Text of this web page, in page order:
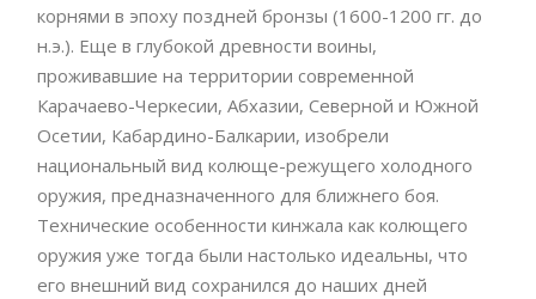
корнями в эпоху поздней бронзы (1600-1200 гг. до
н.э.). Еще в глубокой древности воины,
проживавшие на территории современной
Карачаево-Черкесии, Абхазии, Северной и Южной
Осетии, Кабардино-Балкарии, изобрели
национальный вид колюще-режущего холодного
оружия, предназначенного для ближнего боя.
Технические особенности кинжала как колющего
оружия уже тогда были настолько идеальны, что
его внешний вид сохранился до наших дней